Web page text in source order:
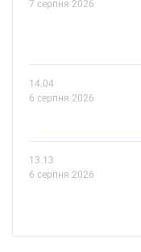
7 серпня 2026
14.04
6 серпня 2026
13.13
6 серпня 2026